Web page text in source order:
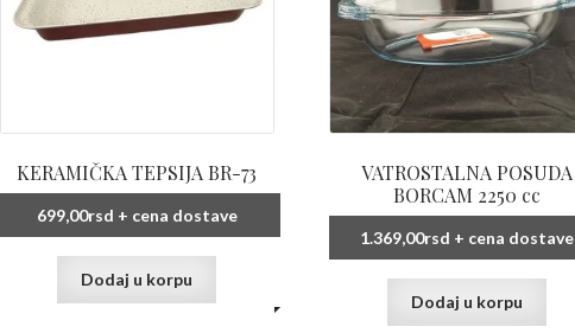
KERAMIČKA TEPSIJA BR-73
699,00rsd + cena dostave
Dodaj u korpu
VATROSTALNA POSUDA
BORCAM 2250 cc
1.369,00rsd + cena dostave
Dodaj u korpu